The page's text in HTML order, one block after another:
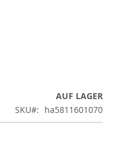
AUF LAGER
SKU
ha5811601070